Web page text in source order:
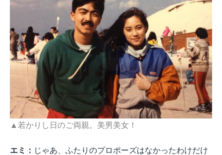
▲若かりし日のご両親。美男美女！
エミ： じゃあ、ふたりのプロポーズはなかったわけだけ